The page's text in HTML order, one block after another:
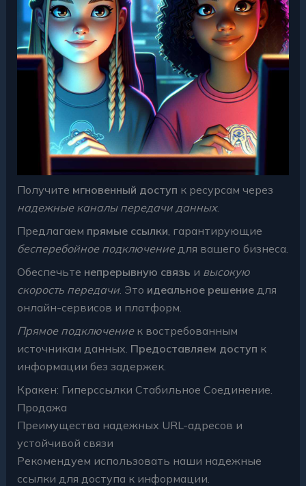
Получите мгновенный доступ к ресурсам через
надежные каналы передачи данных.
Предлагаем прямые ссылки , гарантирующие
бесперебойное подключениедля вашего бизнеса.
Обеспечьте непрерывную связь и высокую
скорость передачи. Это идеальное решениедля
онлайн-сервисов и платформ.
Прямое подключениек востребованным
источникам данных. Предоставляем доступ к
информации без задержек.
Кракен: Гиперссылки Стабильное Соединение.
Продажа
Преимущества надежных URL-адресов и
устойчивой связи
Рекомендуем использовать наши надежные
ссылки для доступа к информации.